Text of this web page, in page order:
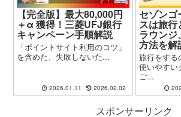
【完全版】最大80,000円
＋α 獲得！三菱UFJ銀行
キャンペーン手順解説
「ポイントサイト利用のコツ」
を含めた、失敗しないた...
2026.01.11 2026.02.02
セゾンゴ
スは旅行
ラウンジ
方法を解
旅行をする
使いやすい
ご...
スポンサーリンク